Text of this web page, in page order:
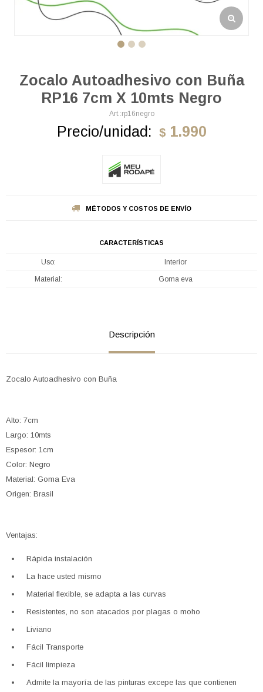
Zocalo Autoadhesivo con Buña
RP16 7cm X 10mts Negro
rp16negro
Precio/unidad: $ 1.990
MÉTODOS Y COSTOS DE ENVÍO
CARACTERÍSTICAS
Uso Interior
Material Goma eva
Descripción
Zocalo Autoadhesivo con Buña
Alto: 7cm
Largo: 10mts
Espesor: 1cm
Color: Negro
Material: Goma Eva
Origen: Brasil
Ventajas:
Rápida instalación
La hace usted mismo
Material flexible, se adapta a las curvas
Resistentes, no son atacados por plagas o moho
Liviano
Fácil Transporte
Fácil limpieza
Admite la mayoría de las pinturas excepe las que contienen